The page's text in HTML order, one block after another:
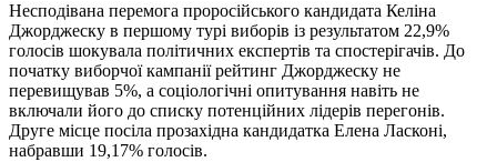
Несподівана перемога проросійського кандидата Келіна
Джорджеску в першому турі виборів із результатом 22,9%
голосів шокувала політичних експертів та спостерігачів. До
початку виборчої кампанії рейтинг Джорджеску не
перевищував 5%, а соціологічні опитування навіть не
включали його до списку потенційних лідерів перегонів.
Друге місце посіла прозахідна кандидатка Елена Ласконі,
набравши 19,17% голосів.